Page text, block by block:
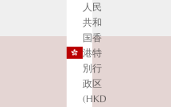
人民
共和
国香
港特
別行
政区
(HKD